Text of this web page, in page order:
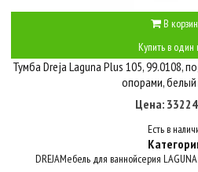
В
Купить в один
Тумба Dreja Laguna Plus 105, 99.0108,
опорами, белый
Цена:
Есть в
DREJAМебель для ваннойсерия